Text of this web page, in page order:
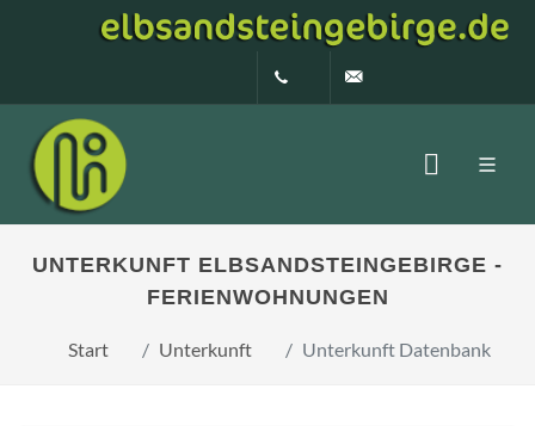
0160 99873408
UNTERKUNFT ELBSANDSTEINGEBIRGE -
FERIENWOHNUNGEN
Start Unterkunft Unterkunft Datenbank